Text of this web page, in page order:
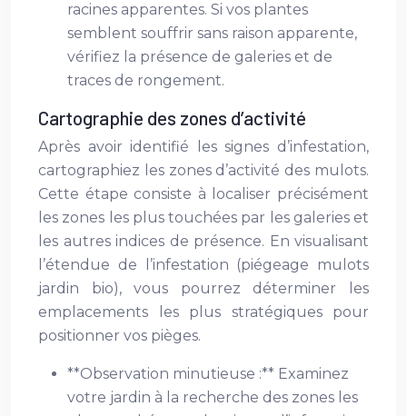
racines apparentes. Si vos plantes
semblent souffrir sans raison apparente,
vérifiez la présence de galeries et de
traces de rongement.
Cartographie des zones d’activité
Après avoir identifié les signes d’infestation,
cartographiez les zones d’activité des mulots.
Cette étape consiste à localiser précisément
les zones les plus touchées par les galeries et
les autres indices de présence. En visualisant
l’étendue de l’infestation (piégeage mulots
jardin bio), vous pourrez déterminer les
emplacements les plus stratégiques pour
positionner vos pièges.
**Observation minutieuse :** Examinez
votre jardin à la recherche des zones les